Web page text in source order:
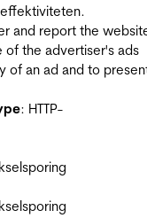
and report the
of the advertiser's ads
of an ad and to
: HTTP-